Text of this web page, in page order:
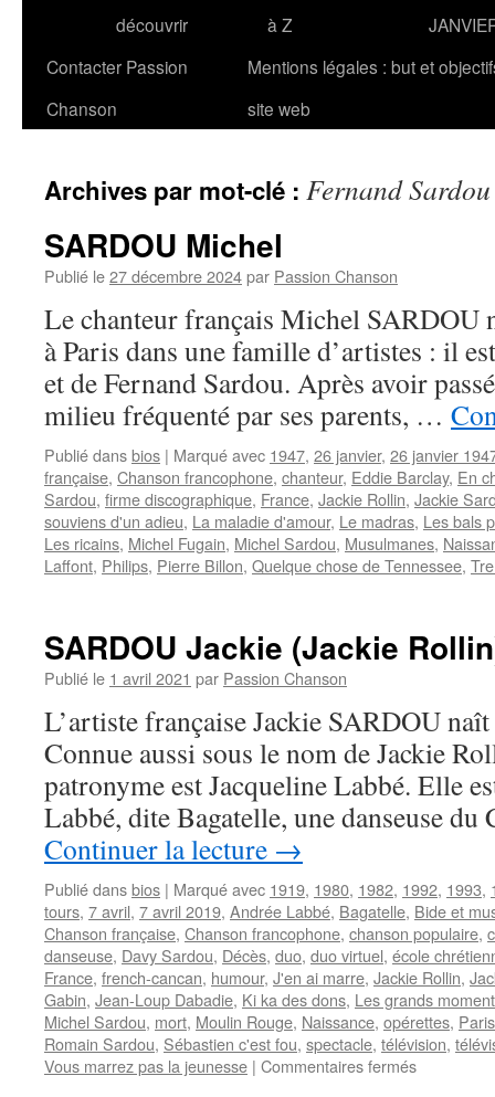
découvrir
à Z
Contacter Passion
Chanson
Mentions légales : but et
site web
Archives par mot-clé : Fernand Sardou
SARDOU Michel
Publié le27 décembre 2024par Passion Chanson
Le chanteur français Michel SARDOU
à Paris dans une famille d’artistes : il
et de Fernand Sardou. Après avoir
milieu fréquenté par ses parents, …
Publié dansbios | Marqué avec 1947, 26 janvier, 26 janvier
française, Chanson francophone, chanteur, Eddie Barclay, En
Sardou, firme discographique, France, Jackie Rollin, Jackie
souviens d'un adieu, La maladie d'amour, Le madras, Les bals
Les ricains, Michel Fugain, Michel Sardou, Musulmanes,
Laffont, Philips, Pierre Billon, Quelque chose de Tennessee,
SARDOU Jackie (Jackie
Publié le 1 avril 2021 par Passion Chanson
L’artiste française Jackie SARDOU
Connue aussi sous le nom de Jackie
patronyme est Jacqueline Labbé. Elle
Labbé, dite Bagatelle, une danseuse
Continuer la lecture →
Publié dansbios | Marqué avec 1919, 1980, 1982, 1992, 1993,
tours, 7 avril, 7 avril 2019, Andrée Labbé, Bagatelle, Bide et
Chanson française, Chanson francophone, chanson populaire,
danseuse, Davy Sardou, Décès, duo, duo virtuel, école
France, french-cancan, humour, J'en ai marre, Jackie Rollin,
Gabin, Jean-Loup Dabadie, Ki ka des dons, Les grands
Michel Sardou, mort, Moulin Rouge, Naissance, opérettes, Paris
Romain Sardou, Sébastien c'est fou, spectacle, télévision,
Vous marrez pas la jeunesse | Commentaires ferméssur